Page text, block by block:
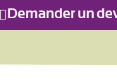
Demander un